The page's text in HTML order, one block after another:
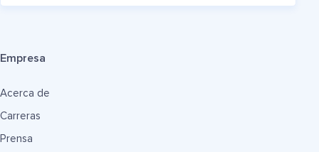
Empresa
Acerca de
Carreras
Prensa